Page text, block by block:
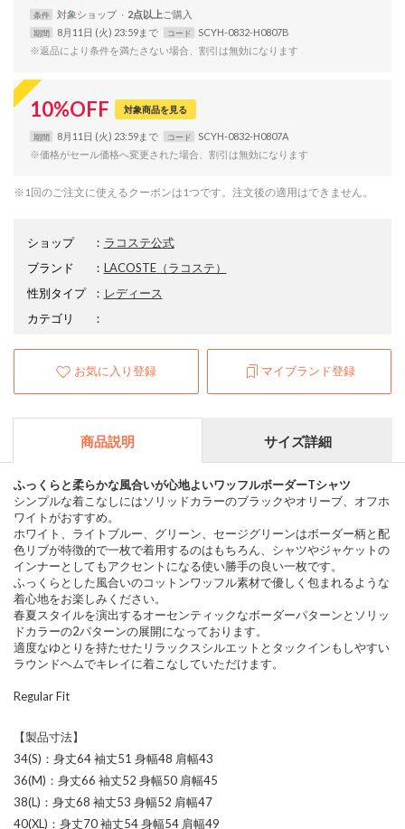
条件 対象ショップ 2点以上
期間 8月11日 (火) 23:59まで コード
SCYH-0832-H0807B
※返品により条件を満たさない場合、割引は無効になります
10%OFF 対象商品を見る
期間 8月11日 (火) 23:59まで コード
SCYH-0832-H0807A
※価格がセール価格へ変更された場合、割引は無効になります
※1回のご注文に使えるクーポンは1つです。注文後の適用はできません。
ショップ ： ラコステ公式
ブランド
： LACOSTE（ラコステ）
性別タイプ
： レディース
カテゴリ
：
お気に入り登録 マイブランド登録
商品説明 サイズ詳細
ふっくらと柔らかな風合いが心地よいワッフルボーダーTシャツ
シンプルな着こなしにはソリッドカラーのブラックやオリーブ、オフホ
ワイトがおすすめ。
ホワイト、ライトブルー、グリーン、セージグリーンはボーダー柄と配
色リブが特徴的で一枚で着用するのはもちろん、シャツやジャケットの
インナーとしてもアクセントになる使い勝手の良い一枚です。
ふっくらとした風合いのコットンワッフル素材で優しく包まれるような
着心地をお楽しみください。
春夏スタイルを演出するオーセンティックなボーダーパターンとソリッ
ドカラーの2パターンの展開になっております。
適度なゆとりを持たせたリラックスシルエットとタックインもしやすい
ラウンドヘムでキレイに着こなしていただけます。
Regular Fit
【製品寸法】
34(S)：身丈64 袖丈51 身幅48 肩幅43
36(M)：身丈66 袖丈52 身幅50 肩幅45
38(L)：身丈68 袖丈53 身幅52 肩幅47
40(XL)：身丈70 袖丈54 身幅54 肩幅49